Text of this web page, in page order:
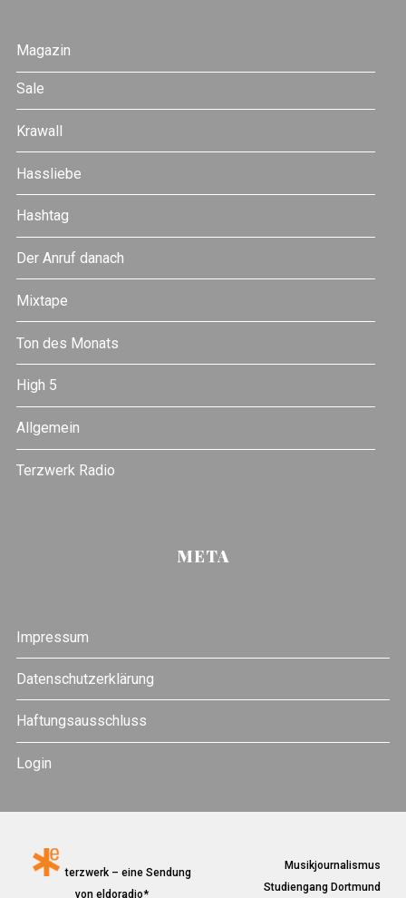
Magazin
Sale
Krawall
Hassliebe
Hashtag
Der Anruf danach
Mixtape
Ton des Monats
High 5
Allgemein
Terzwerk Radio
META
Impressum
Datenschutzerklärung
Haftungsausschluss
Login
terzwerk – eine Sendung
von eldoradio*
Musikjournalismus
Studiengang Dortmund